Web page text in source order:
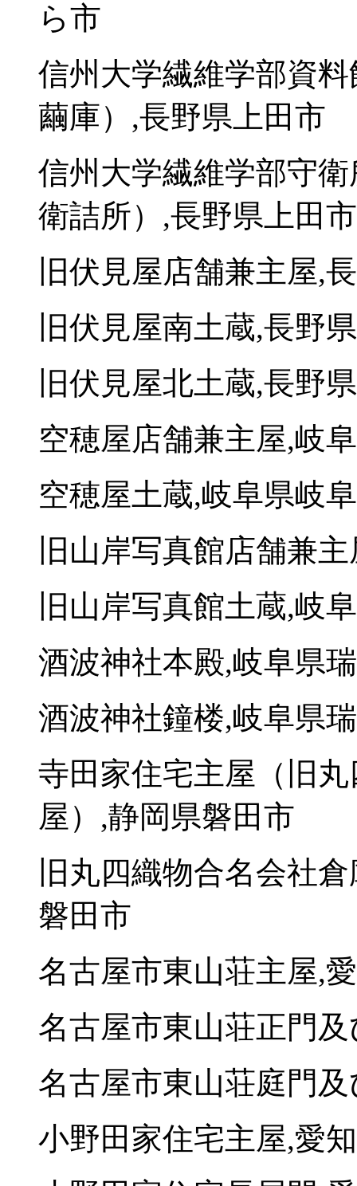
ら市
信州大学繊維学部資
繭庫）,長野県上田市
信州大学繊維学部守
衛詰所）,長野県上田市
旧伏見屋店舗兼主屋,
旧伏見屋南土蔵,長野
旧伏見屋北土蔵,長野
空穂屋店舗兼主屋,岐
空穂屋土蔵,岐阜県岐
旧山岸写真館店舗兼
旧山岸写真館土蔵,岐
酒波神社本殿,岐阜県
酒波神社鐘楼,岐阜県
寺田家住宅主屋（旧
屋）,静岡県磐田市
旧丸四織物合名会社
磐田市
名古屋市東山荘主屋,
名古屋市東山荘正門
名古屋市東山荘庭門
小野田家住宅主屋,愛